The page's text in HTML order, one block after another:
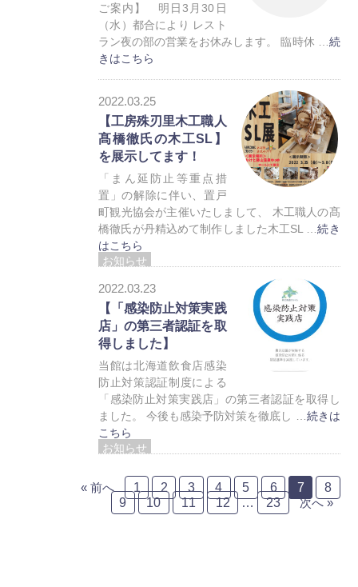
トレーラーハウス
ご案内】 明日3月30日
（水）都合により レスト
ラン夜の部の営業をお休みします。 臨時休 … 続
きはこちら
お知らせ
2022.03.25
【工房殊刃里木工職人
髙橋徹氏の木工SL】
を展示してます！
「まん延防止等重点措
置」の解除に伴い、置戸
町観光協会が主催いたしまして、 木工職人の髙
橋徹氏が丹精込めて制作しました木工SL …続き
はこちら
お知らせ
2022.03.23
【「感染防止対策実践
店」の第三者認証を取
得しました】
当館は北海道飲食店感染
防止対策認証制度による
「感染防止対策実践店」の第三者認証を取得し
ました。 今後も感染予防対策を徹底し … 続きは
こちら
« 前へ 1 2 3 4 5 6 7
8
9
10 11 12 … 23 次へ »